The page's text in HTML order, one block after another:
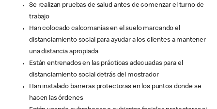
Se realizan pruebas de salud antes de comenzar el turno de
trabajo
Han colocado calcomanías en el suelo marcando el
distanciamiento social para ayudar a los clientes a mantener
una distancia apropiada
Están entrenados en las prácticas adecuadas para el
distanciamiento social detrás del mostrador
Han instalado barreras protectoras en los puntos donde se
hacen las órdenes